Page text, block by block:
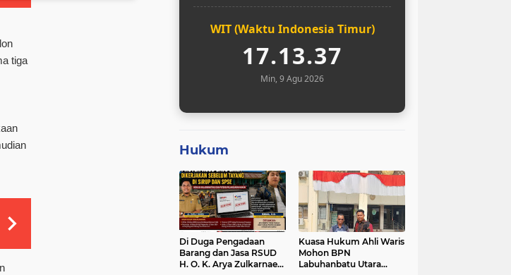
tiga
WIT (Waktu Indonesia Timur)
17.13.38
Min, 9 Agu 2026
Hukum
Di Duga Pengadaan
Barang dan Jasa RSUD
H. O. K. Arya Zulkarnaen
Kuasa Hukum Ahli Waris
Mohon BPN
Labuhanbatu Utara